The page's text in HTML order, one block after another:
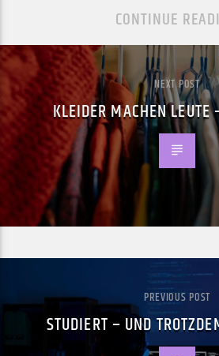
CONTINUE
NEXT POST
KLEIDER MACHEN
PREVIOUS POST
STUDIERT – UND